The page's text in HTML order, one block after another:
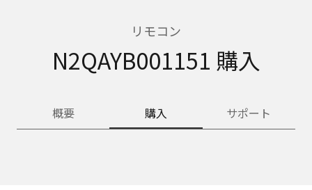
リモコン
N2QAYB001151 購入
概要 購入 サポート